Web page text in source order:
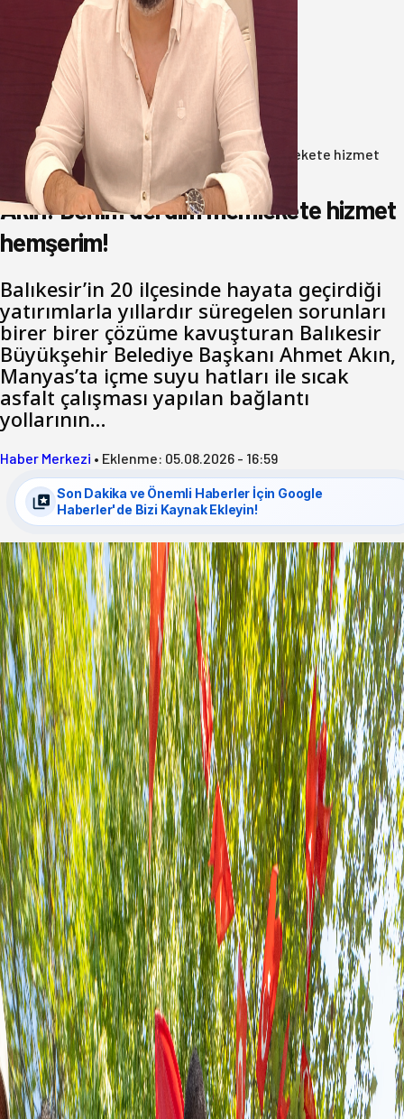
Oğuzbeyi’nden Balıkesirspor
yönetimine cevap : Herkes kendine
yakışanı yapar, buluttan nem
kapmayın!
07 Ağustos 2026
Anasayfa/ Gündem/
Akın: Benim derdim memlekete hizmet
hemşerim!
Akın: Benim derdim memlekete hizmet
hemşerim!
Balıkesir’in 20 ilçesinde hayata geçirdiği
yatırımlarla yıllardır süregelen sorunları
birer birer çözüme kavuşturan Balıkesir
Büyükşehir Belediye Başkanı Ahmet Akın,
Manyas’ta içme suyu hatları ile sıcak
asfalt çalışması yapılan bağlantı
yollarının…
Haber Merkezi • Eklenme: 05.08.2026 - 16:59
Son Dakika ve Önemli Haberler İçin Google
Haberler'de Bizi Kaynak Ekleyin!